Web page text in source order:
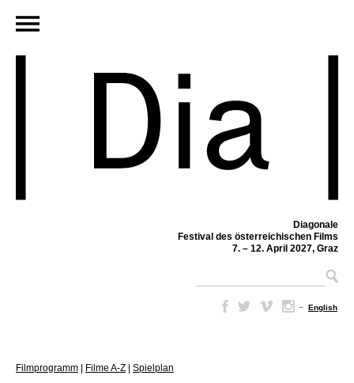
Diagonale
Festival des österreichischen Films
7. – 12. April 2027, Graz
– English
Filmprogramm Filme A-Z Spielplan